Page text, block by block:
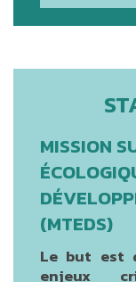
MISSION
(MTEDS)
Le but est
enjeux